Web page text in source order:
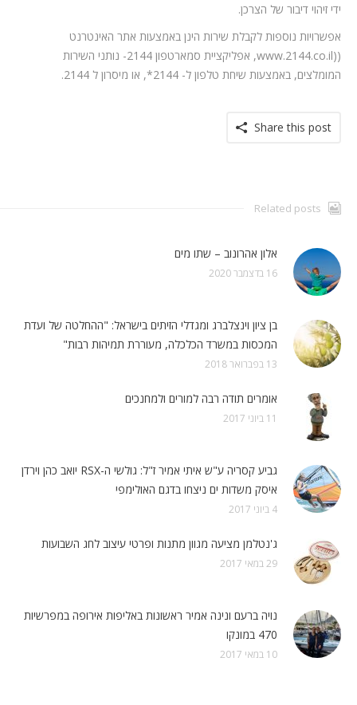
ידי זיהוי דיבור של הצרכן.
אפשרויות נוספות לקבלת שירות הינן באמצעות אתר האינטרנט
((www.2144.co.il, אפליקציית סמארטפון 2144- נותני השירות
המומלצים, באמצעות שיחת טלפון ל- 2144*, או מיסרון ל 2144.
Share this post
Related posts
אלון אהרונוב – שתו מים
16 בדצמבר 2020
בן ציון וינצלברג ומגדלי הזיתים בישראל: "ההחלטה של ועדת
המכסות במשרד הכלכלה, מעוררת תמיהות רבות"
13 בפברואר 2018
אומרים תודה רבה למורים ולמחנכים
11 ביוני 2017
גביע קסריה ע"ש איתי אמיר ז"ל: גולשי ה-RSX יואב כהן וירדן
איסק משדות ים ניצחו בדגם האולימפי
4 ביוני 2017
ג'נטלמן מציעה מגוון מתנות ופרטי עיצוב לחג השבועות
29 במאי 2017
נויה ברעם ונינה אמיר ראשונות באליפות אירופה במפרשיות
470 במונקו
10 במאי 2017